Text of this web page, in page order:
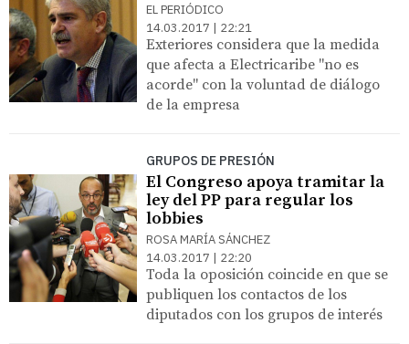
EL PERIÓDICO
14.03.2017 | 22:21
Exteriores considera que la medida
que afecta a Electricaribe "no es
acorde" con la voluntad de diálogo
de la empresa
GRUPOS DE PRESIÓN
El Congreso apoya tramitar la
ley del PP para regular los
lobbies
ROSA MARÍA SÁNCHEZ
14.03.2017 | 22:20
Toda la oposición coincide en que se
publiquen los contactos de los
diputados con los grupos de interés